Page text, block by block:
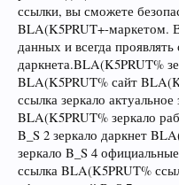
ссылки, вы сможете
BLA(K5PRUT+-маркетом.
данных и всегда
даркнета.BLA(K5PRUT%
BLA(K5PRUT% сайт
ссылка зеркало
BLA(K5PRUT% зеркало
B_S 2 зеркало даркнет
зеркало B_S 4
ссылка BLA(K5PRUT%